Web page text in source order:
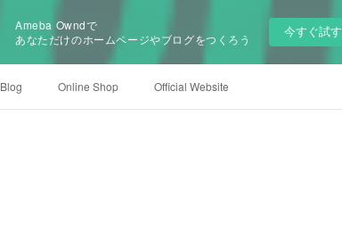
Ameba Owndで
あなただけのホームページやブログをつくろう
今すぐ試す
Blog Online Shop Official Website